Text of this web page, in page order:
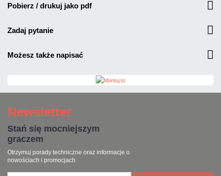
pobierz / drukuj jako pdf
zadaj pytanie
możesz także napisać
Newsletter
Stań się mocniejszym
graczem
Otrzymuj porady techniczne oraz informacje o
nowościach i promocjach